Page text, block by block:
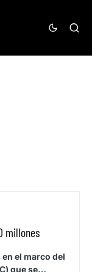
millones
el marco del
que se…